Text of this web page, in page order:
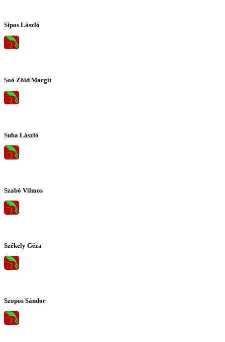
Sipos László
Soó Zöld Margit
Suba László
Szabó Vilmos
Székely Géza
Szopos Sándor